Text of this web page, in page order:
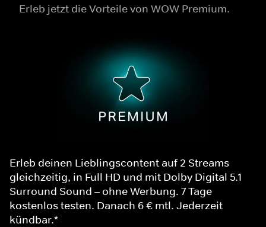
Erleb jetzt die Vorteile von WOW Premium.
Erleb deinen Lieblingscontent auf 2 Streams
gleichzeitig, in Full HD und mit Dolby Digital 5.1
Surround Sound – ohne Werbung. 7 Tage
kostenlos testen. Danach 6 € mtl. Jederzeit
kündbar.*